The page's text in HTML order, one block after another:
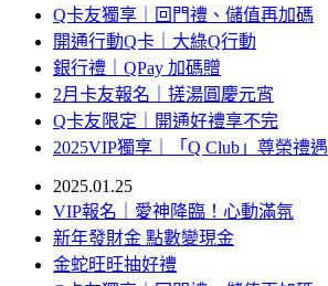
Q卡友獨享｜回門禮、儲值再加碼
開通行動Q卡｜大綠Q行動
銀行禮｜QPay 加碼贈
2月卡友報名｜搓湯圓慶元宵
Q卡友限定｜開通好禮享不完
2025VIP獨享｜「Q Club」尊榮禮遇
2025.01.25
VIP報名｜愛神降臨！心動滿氛
新年發財金 點數變現金
金蛇旺旺抽好禮